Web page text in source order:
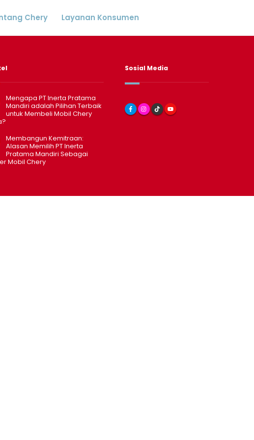
Chery Layanan Konsumen
Mengapa PT Inerta Pratama
Mandiri adalah Pilihan Terbaik
untuk Membeli Mobil Chery
Membangun Kemitraan:
Alasan Memilih PT Inerta
Pratama Mandiri Sebagai
Mobil Chery
Sosial Media